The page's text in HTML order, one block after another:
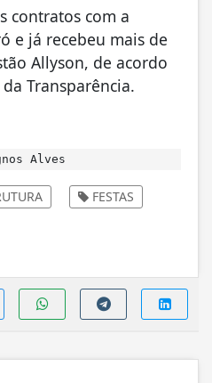
contratos com a
e já recebeu mais de
Allyson, de acordo
Transparência.
Alves
FESTAS